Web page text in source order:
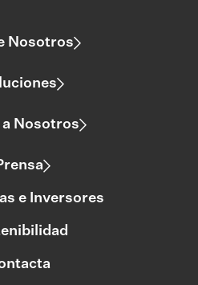
Nosotros
a Nosotros
e Inversores